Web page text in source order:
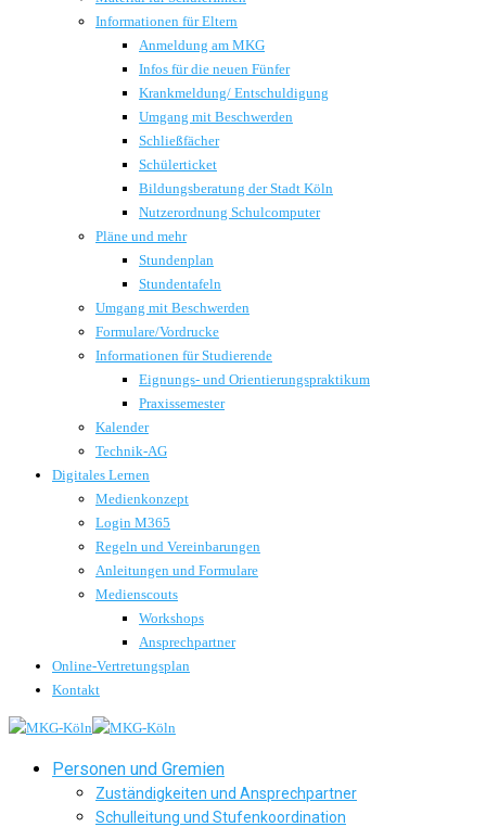
Informationen für Eltern
Anmeldung am MKG
Infos für die neuen Fünfer
Krankmeldung/ Entschuldigung
Umgang mit Beschwerden
Schließfächer
Schülerticket
Bildungsberatung der Stadt Köln
Nutzerordnung Schulcomputer
Pläne und mehr
Stundenplan
Stundentafeln
Umgang mit Beschwerden
Formulare/Vordrucke
Informationen für Studierende
Eignungs- und Orientierungspraktikum
Praxissemester
Kalender
Technik-AG
Digitales Lernen
Medienkonzept
Login M365
Regeln und Vereinbarungen
Anleitungen und Formulare
Medienscouts
Workshops
Ansprechpartner
Online-Vertretungsplan
Kontakt
Personen und Gremien
Zuständigkeiten und Ansprechpartner
Schulleitung und Stufenkoordination